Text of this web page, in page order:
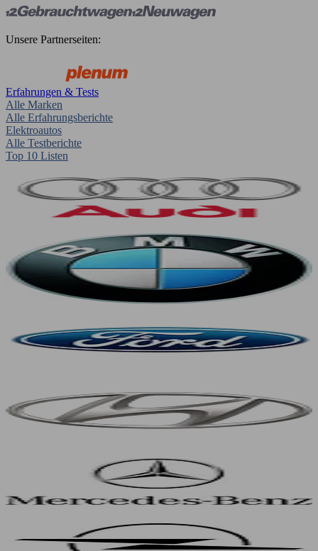
Unsere Partnerseiten:
Erfahrungen & Tests
Alle Marken
Alle Erfahrungsberichte
Elektroautos
Alle Testberichte
Top 10 Listen